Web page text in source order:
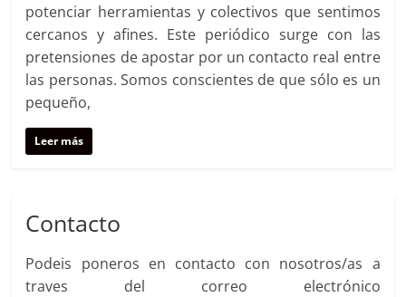
potenciar herramientas y colectivos que sentimos
cercanos y afines. Este periódico surge con las
pretensiones de apostar por un contacto real entre
las personas. Somos conscientes de que sólo es un
pequeño,
Leer más
Contacto
Podeis poneros en contacto con nosotros/as a
traves del correo electrónico